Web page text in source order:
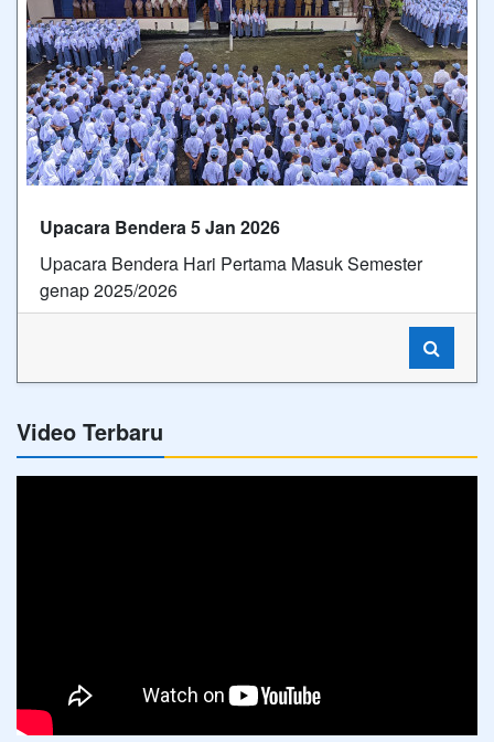
Upacara Bendera 5 Jan 2026
Upacara Bendera Hari Pertama Masuk Semester
genap 2025/2026
Video Terbaru